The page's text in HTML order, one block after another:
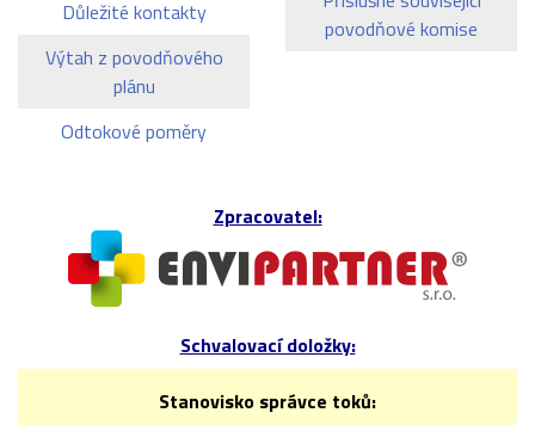
Důležité kontakty
Výtah z povodňového
plánu
Odtokové poměry
povodňové komise
Zpracovatel:
Schvalovací doložky:
Stanovisko správce toků: